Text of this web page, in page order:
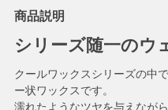
商品説明
シリーズ随一のウ
クールワックスシリーズの中
ー状ワックスです。
濡れたようなツヤを与えなが